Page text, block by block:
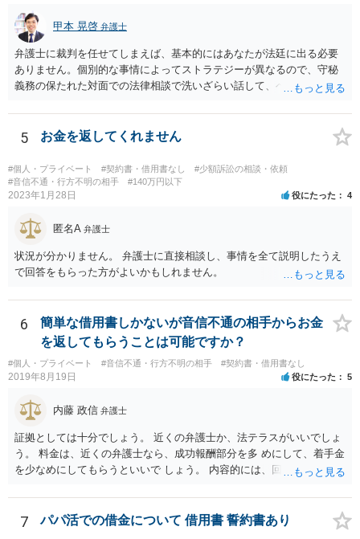
甲本 晃啓 弁護士
弁護士に裁判を任せてしまえば、基本的にはあなたが法廷に出る必要
ありません。個別的な事情によってストラテジーが異なるので、守秘
義務の保たれた対面での法律相談で洗いざらい話して、ベストな方法
5 お金を返してくれません
#個人・プライベート #契約書・借用書なし
#少額訴訟の相談・依頼
#音信不通・行方不明の相手
#140万円以下
2023年1月28日 役にたった 4
匿名A 弁護士
状況が分かりません。 弁護士に直接相談し、事情を全て説明したうえ
で回答をもらった方がよいかもしれません。
6
簡単な借用書しかないが音信不通の相手からお金
を返してもらうことは可能ですか？
#個人・プライベート #音信不通・行方不明の相手 #契約書・借用書なし
2019年8月19日 役にたった 5
内藤 政信 弁護士
証拠としては十分でしょう。 近くの弁護士か、法テラスがいいでしょ
う。 料金は、近くの弁護士なら、成功報酬部分を多 めにして、着手金
を少なめにしてもらうといいで しょう。 内容的には、回収見込みがあ
7 パパ活での借金について 借用書 誓約書あり